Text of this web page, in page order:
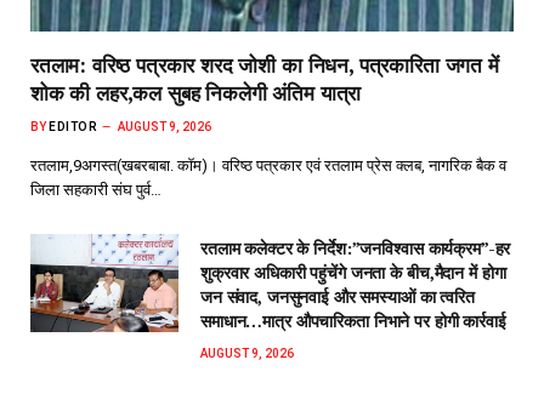
रतलाम: वरिष्ठ पत्रकार शरद जोशी का निधन, पत्रकारिता जगत में
शोक की लहर,कल सुबह निकलेगी अंतिम यात्रा
BY EDITOR AUGUST 9, 2026
रतलाम,9अगस्त(खबरबाबा. कॉम)। वरिष्ठ पत्रकार एवं रतलाम प्रेस क्लब, नागरिक बैक व
जिला सहकारी संघ पुर्व…
रतलाम कलेक्टर के निर्देश:”जनविश्वास कार्यक्रम”-हर
शुक्रवार अधिकारी पहुंचेंगे जनता के बीच,मैदान में होगा
जन संवाद, जनसुनवाई और समस्याओं का त्वरित
समाधान…मात्र औपचारिकता निभाने पर होगी कार्रवाई
AUGUST 9, 2026